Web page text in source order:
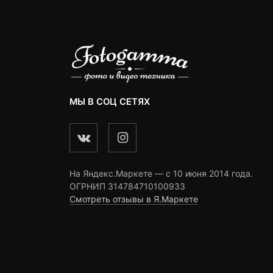
МЫ В СОЦ СЕТЯХ
На Яндекс.Маркете — c 10 июня 2014 года.
ОГРНИП 314784710100933
Смотреть отзывы в Я.Маркете